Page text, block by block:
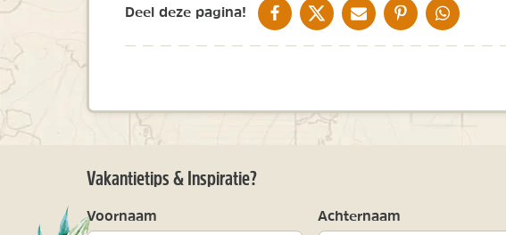
Deel deze pagina! DELEN OP FACEBOOK
DELEN OP XDELEN VIA DE MAIL
DELEN OP PINTEREST
DELEN OP
Vakantietips & Inspiratie?
Voornaam Achternaam